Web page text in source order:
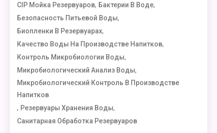
CIP Мойка Резервуаров, Бактерии В Воде,
Безопасность Питьевой Воды,
Биопленки В Резервуарах,
Качество Воды На Производстве Напитков,
Контроль Микробиологии Воды,
Микробиологический Анализ Воды,
Микробиологический Контроль В Производстве
Напитков
, Резервуары Хранения Воды,
Санитарная Обработка Резервуаров